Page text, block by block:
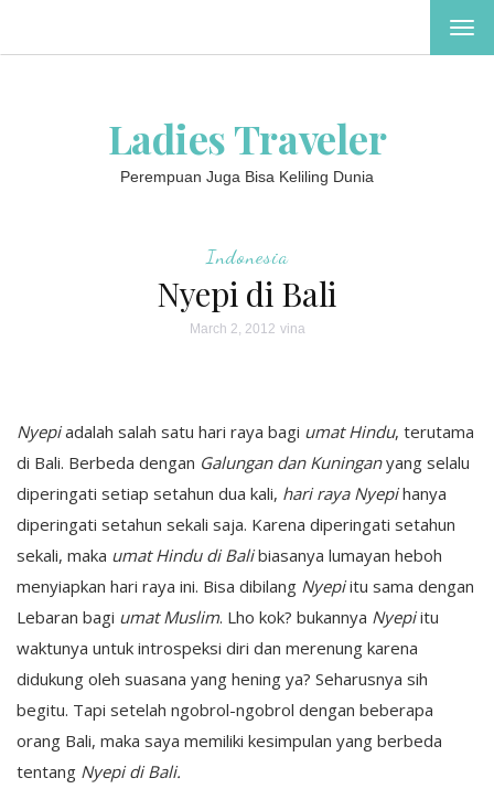
Ladies Traveler
Perempuan Juga Bisa Keliling Dunia
Indonesia
Nyepi di Bali
March 2, 2012 vina
Nyepiadalah salah satu hari raya bagi umat Hindu, terutama
di Bali. Berbeda dengan Galungan dan Kuninganyang selalu
diperingati setiap setahun dua kali, hari raya Nyepihanya
diperingati setahun sekali saja. Karena diperingati setahun
sekali, maka umat Hindu di Balibiasanya lumayan heboh
menyiapkan hari raya ini. Bisa dibilang Nyepiitu sama dengan
Lebaran bagi umat Muslim. Lho kok? bukannya Nyepiitu
waktunya untuk introspeksi diri dan merenung karena
didukung oleh suasana yang hening ya? Seharusnya sih
begitu. Tapi setelah ngobrol-ngobrol dengan beberapa
orang Bali, maka saya memiliki kesimpulan yang berbeda
tentang Nyepi di Bali.